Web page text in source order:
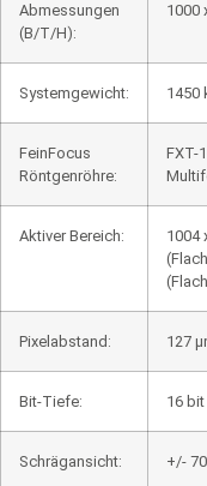
Abmessungen
(B/T/H):
1000
Systemgewicht: 1450
FeinFocus
Röntgenröhre:
FXT-
Aktiver Bereich:
1004
Pixelabstand: 127
Bit-Tiefe: 16 bit
Schrägansicht: +/-